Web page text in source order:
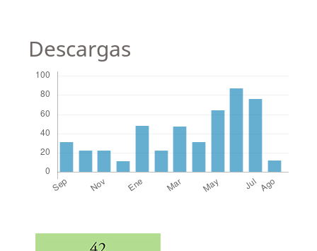
Descargas